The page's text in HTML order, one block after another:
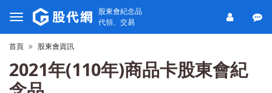
股東會紀念品
代領、交易
首頁 股東會資訊
2021年(110年)商品卡股東會紀